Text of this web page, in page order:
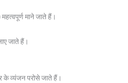
माने जाते हैं।
जाते हैं।
के व्यंजन परोसे जाते हैं।